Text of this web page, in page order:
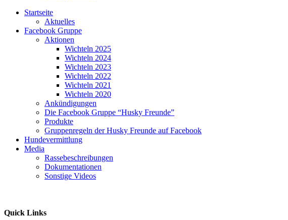
Startseite
Aktuelles
Facebook Gruppe
Aktionen
Wichteln 2025
Wichteln 2024
Wichteln 2023
Wichteln 2022
Wichteln 2021
Wichteln 2020
Ankündigungen
Die Facebook Gruppe “Husky Freunde”
Produkte
Gruppenregeln der Husky Freunde auf Facebook
Hundevermittlung
Media
Rassebeschreibungen
Dokumentationen
Sonstige Videos
Quick Links